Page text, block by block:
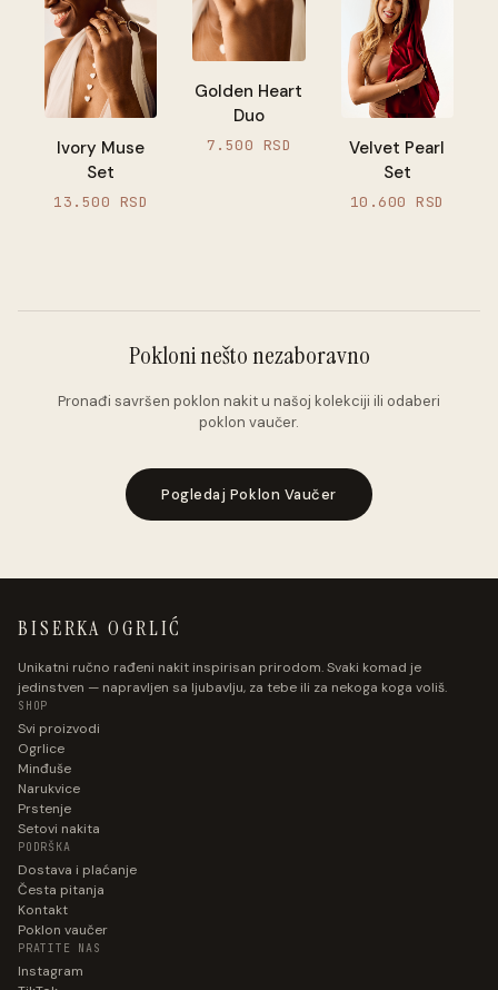
Ivory Muse
Set
13.500 RSD
Golden Heart
Duo
7.500 RSD
Velvet Pearl
Set
10.600 RSD
Pokloni nešto nezaboravno
Pronađi savršen poklon nakit u našoj kolekciji ili odaberi
poklon vaučer.
Pogledaj Poklon Vaučer
BISERKA OGRLIĆ
Unikatni ručno rađeni nakit inspirisan prirodom. Svaki komad je
jedinstven — napravljen sa ljubavlju, za tebe ili za nekoga koga voliš.
SHOP
Svi proizvodi
Ogrlice
Minđuše
Narukvice
Prstenje
Setovi nakita
PODRŠKA
Dostava i plaćanje
Česta pitanja
Kontakt
Poklon vaučer
PRATITE NAS
Instagram